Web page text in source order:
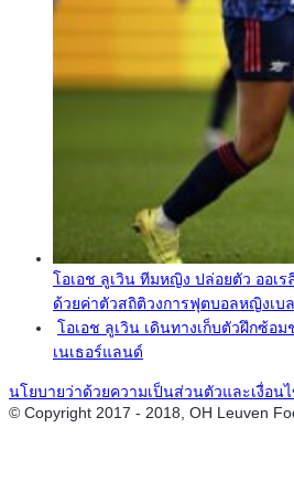
โอเอช ลูเวิน ทีมหญิง ปล่อยตัว ออเร
ด้วยค่าตัวสถิติวงการฟุตบอลหญิงเบล
โอเอช ลูเวิน เดินทางเก็บตัวฝึกซ้อ
เนเธอร์แลนด์
นโยบายว่าด้วยความเป็นส่วนตัวและเงื่อน
© Copyright 2017 - 2018, OH Leuven